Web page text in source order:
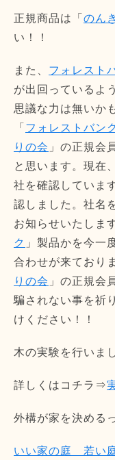
正規商品は「 のん
い！！
また、 フォレスト
が出回っているよ
思議な力は無いか
「 フォレストバン
りの会 」の正規会
と思います。現在
社を確認していま
認しました。社名
お知らせいたしま
ク 」製品かを今一
合わせが来ており
りの会 」の正規会
騙されない事を祈
けください！！
木の実験を行いま
詳しくはコチラ⇒
外構が家を決める
いい家の庭 若い